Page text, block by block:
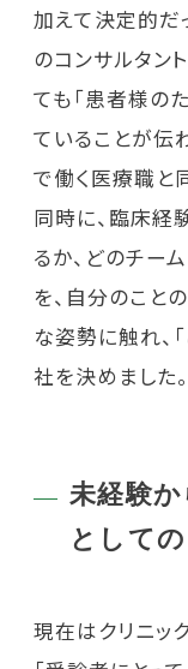
加えて決定的だ
のコンサルタン
ても「患者様の
ていることが伝
で働く医療職と
同時に、臨床経
るか、どのチー
を、自分のこと
な姿勢に触れ、
社を決めました。
未経験
として
現在はクリニッ